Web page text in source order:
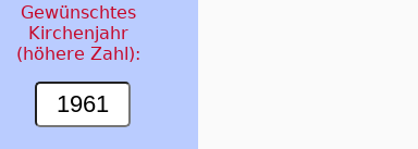
Gewünschtes
Kirchenjahr
(höhere Zahl):